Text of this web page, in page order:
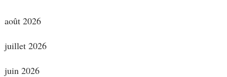
août 2026
juillet 2026
juin 2026